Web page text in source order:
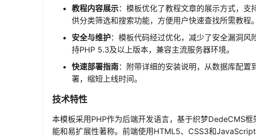
教程内容展示：模板优化了教程文章的展示方式，
供分类筛选和搜索功能，方便用户快速查找所需教程。
安全与维护：模板代码经过优化，减少了安全漏洞
持PHP 5.3及以上版本，兼容主流服务器环境。
快速部署指南：附带详细的安装说明，从数据库配
署，缩短上线时间。
技术特性
本模板采用PHP作为后端开发语言，基于织梦DedeCMS
能和易扩展性著称。前端使用HTML5、CSS3和